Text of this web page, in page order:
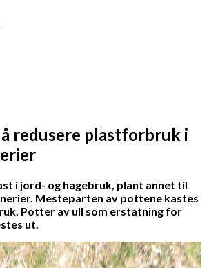
redusere plastforbruk i
i jord- og hagebruk, plant annet til
Mesteparten av pottene kastes
Potter av ull som erstatning for
ut.